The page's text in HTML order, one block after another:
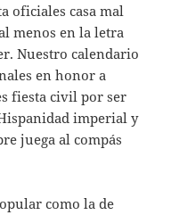
oficiales casa mal
menos en la letra
Nuestro calendario
en honor a
fiesta civil por ser
imperial y
juega al compás
como la de